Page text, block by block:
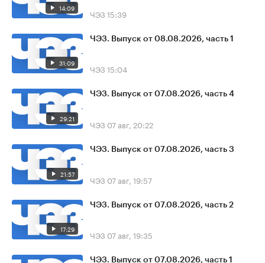
14:09 ЧЭЗ 15:39
31:09
ЧЭЗ. Выпуск от 08.08.2026, часть 1
ЧЭЗ 15:04
29:21
ЧЭЗ. Выпуск от 07.08.2026, часть 4
ЧЭЗ 07 авг, 20:22
21:57
ЧЭЗ. Выпуск от 07.08.2026, часть 3
ЧЭЗ 07 авг, 19:57
17:29
ЧЭЗ. Выпуск от 07.08.2026, часть 2
ЧЭЗ 07 авг, 19:35
ЧЭЗ. Выпуск от 07.08.2026, часть 1